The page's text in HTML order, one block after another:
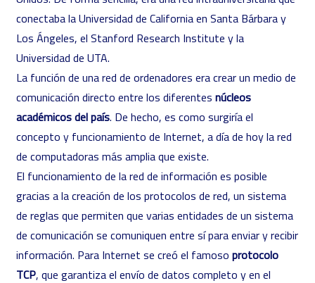
conectaba la Universidad de California en Santa Bárbara y
Los Ángeles, el Stanford Research Institute y la
Universidad de UTA.
La función de una red de ordenadores era crear un medio de
comunicación directo entre los diferentes núcleos
académicos del país. De hecho, es como surgiría el
concepto y funcionamiento de Internet, a día de hoy la red
de computadoras más amplia que existe.
El funcionamiento de la red de información es posible
gracias a la creación de los protocolos de red, un sistema
de reglas que permiten que varias entidades de un sistema
de comunicación se comuniquen entre sí para enviar y recibir
información. Para Internet se creó el famoso protocolo
TCP, que garantiza el envío de datos completo y en el